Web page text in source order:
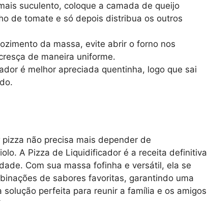
suculento, coloque a camada de queijo
de tomate e só depois distribua os outros
da massa, evite abrir o forno nos
de maneira uniforme.
é melhor apreciada quentinha, logo que sai
não precisa mais depender de
A Pizza de Liquidificador é a receita definitiva
Com sua massa fofinha e versátil, ela se
de sabores favoritas, garantindo uma
perfeita para reunir a família e os amigos